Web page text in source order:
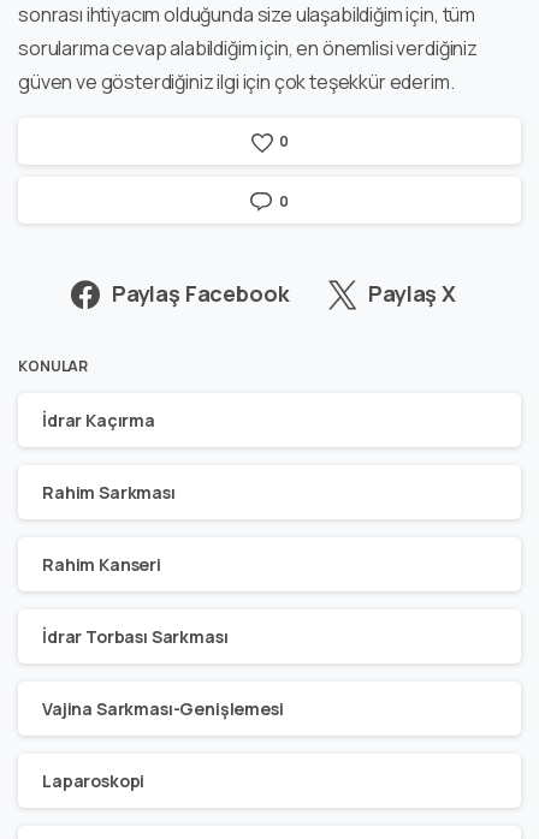
sonrası ihtiyacım olduğunda size ulaşabildiğim için, tüm
sorularıma cevap alabildiğim için, en önemlisi verdiğiniz
güven ve gösterdiğiniz ilgi için çok teşekkür ederim.
0
0
Paylaş Facebook Paylaş X
KONULAR
İdrar Kaçırma
Rahim Sarkması
Rahim Kanseri
İdrar Torbası Sarkması
Vajina Sarkması-Genişlemesi
Laparoskopi